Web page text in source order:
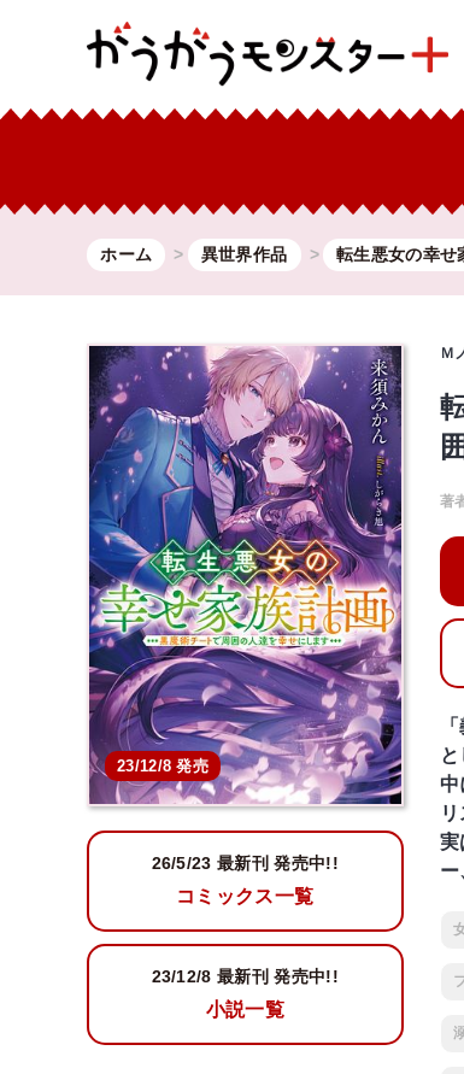
ホーム 異世界作品 転生悪女の幸
23/12/8 発売
26/5/23最新刊 発売中!!
コミックス一覧
23/12/8最新刊 発売中!!
小説一覧
Ｍ
著
中
実
ー